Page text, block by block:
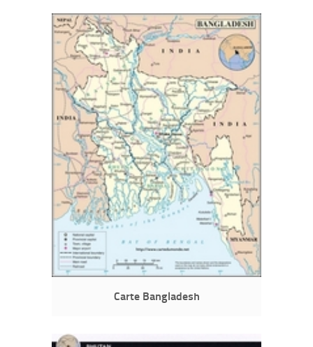
Carte Bangladesh